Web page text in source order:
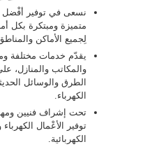
نسعى في توفير أفْضل
متميزة ومبتكرة بكل
لِجميع الأماكن
يقدّم خدمات مختلفة
والمكاتب والمنازل،
الطرق والوسائل
الكهرباء.
تحت إشراف فنيين
توفير الأعْمال
الكهربائية.